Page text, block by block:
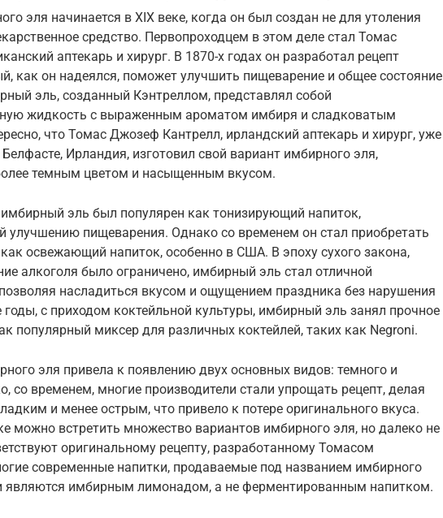
эля начинается в XIX веке, когда он был создан не для утоления
средство. Первопроходцем в этом деле стал Томас
аптекарь и хирург. В 1870-х годах он разработал рецепт
как он надеялся, поможет улучшить пищеварение и общее состояние
эль, созданный Кэнтреллом, представлял собой
жидкость с выраженным ароматом имбиря и сладковатым
что Томас Джозеф Кантрелл, ирландский аптекарь и хирург, уже
Белфасте, Ирландия, изготовил свой вариант имбирного эля,
темным цветом и насыщенным вкусом.
эль был популярен как тонизирующий напиток,
улучшению пищеварения. Однако со временем он стал приобретать
освежающий напиток, особенно в США. В эпоху сухого закона,
алкоголя было ограничено, имбирный эль стал отличной
насладиться вкусом и ощущением праздника без нарушения
годы, с приходом коктейльной культуры, имбирный эль занял прочное
популярный миксер для различных коктейлей, таких как Negroni.
эля привела к появлению двух основных видов: темного и
со временем, многие производители стали упрощать рецепт, делая
и менее острым, что привело к потере оригинального вкуса.
можно встретить множество вариантов имбирного эля, но далеко не
оригинальному рецепту, разработанному Томасом
современные напитки, продаваемые под названием имбирного
являются имбирным лимонадом, а не ферментированным напитком.